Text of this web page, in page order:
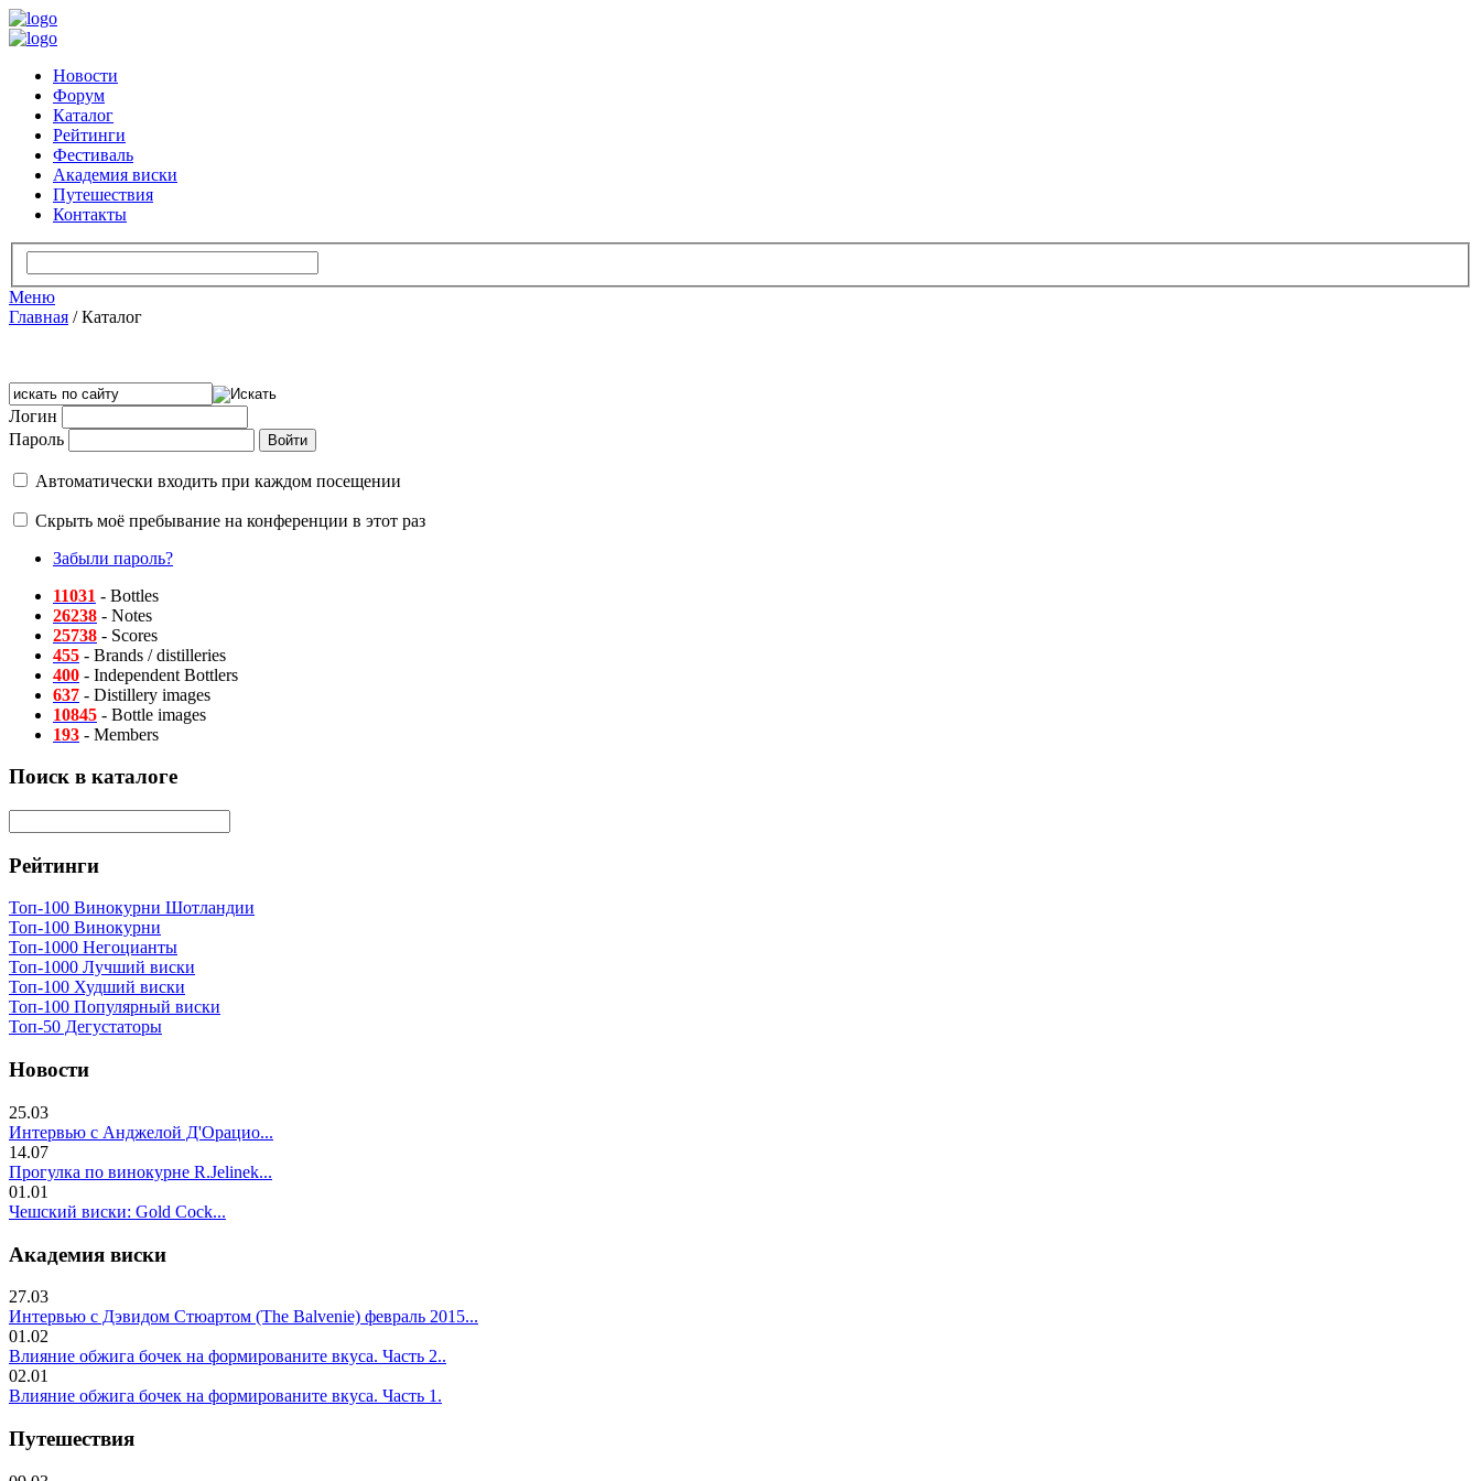
Новости
Форум
Каталог
Рейтинги
Фестиваль
Академия виски
Путешествия
Контакты
Меню
Главная /Каталог
Логин
Пароль
Автоматически входить при каждом посещении
Скрыть моё пребывание на конференции в этот раз
Забыли пароль?
11031 - Bottles
26238 - Notes
25738 - Scores
455 - Brands / distilleries
400 - Independent Bottlers
637 - Distillery images
10845 - Bottle images
193 - Members
Поиск в каталоге
Рейтинги
Топ-100 Винокурни Шотландии
Топ-100 Винокурни
Топ-1000 Негоцианты
Топ-1000 Лучший виски
Топ-100 Худший виски
Топ-100 Популярный виски
Топ-50 Дегустаторы
Новости
25.03
Интервью с Анджелой Д'Орацио...
14.07
Прогулка по винокурне R.Jelinek...
01.01
Чешский виски: Gold Cock...
Академия виски
27.03
Интервью с Дэвидом Стюартом (The Balvenie) февраль 2015...
01.02
Влияние обжига бочек на формированите вкуса. Часть 2..
02.01
Влияние обжига бочек на формированите вкуса. Часть 1.
Путешествия